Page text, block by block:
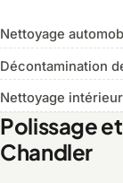
Nettoyage
Décontamination
Nettoyage
Polissage
Chandler